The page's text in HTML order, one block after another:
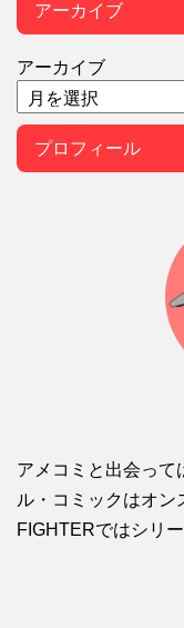
アーカイブ
アーカイブ
プロフィール
アメコミと出会って
ル・コミックはオ
FIGHTERではシリ